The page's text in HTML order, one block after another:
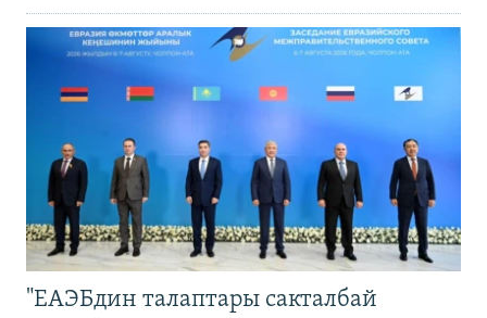
"ЕАЭБдин талаптары сакталбай